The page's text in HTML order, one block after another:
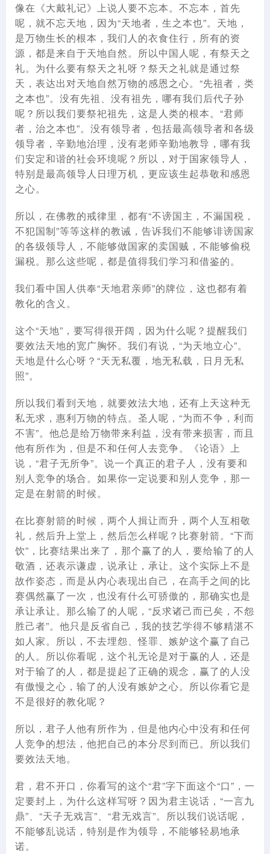
像在《大戴礼记》上说人要不忘本。不忘本，首先
呢，就不忘天地，因为“天地者，生之本也”。天地，
是万物生长的根本，我们人的衣食住行，所有的资
源，都是来自于天地自然。所以中国人呢，有祭天之
礼。为什么要有祭天之礼呀？祭天之礼就是通过祭
天，表达出对天地自然万物的感恩之心。“先祖者，类
之本也”。没有先祖、没有祖先，哪有我们后代子孙
呢？所以我们要祭祀祖先，这是人类的根本。“君师
者，治之本也”。没有领导者，包括最高领导者和各级
领导者，辛勤地治理，没有老师辛勤地教导，哪有我
们安定和谐的社会环境呢？所以，对于国家领导人，
特别是最高领导人日理万机，更应该生起恭敬和感恩
之心。
所以，在佛教的戒律里，都有“不谤国主，不漏国税，
不犯国制”等等这样的教诫，告诉我们不能够诽谤国家
的各级领导人，不能够做国家的卖国贼，不能够偷税
漏税。那么这些呢，都是值得我们学习和借鉴的。
我们看中国人供奉“天地君亲师”的牌位，这也都有着
教化的含义。
这个“天地”，要写得很开阔，因为什么呢？提醒我们
要效法天地的宽广胸怀。我们有说，“为天地立心”。
天地是什么心呀？“天无私覆，地无私载，日月无私
照”。
所以我们看到天地，就要效法大地，还有上天这种无
私无求，惠利万物的特点。圣人呢，“为而不争，利而
不害”。他总是给万物带来利益，没有带来损害，而且
他有所作为，但是不和任何人去竞争。《论语》上
说，“君子无所争”。说一个真正的君子人，没有要和
别人竞争的场合。如果你一定说要和别人竞争，那一
定是在射箭的时候。
在比赛射箭的时候，两个人揖让而升，两个人互相敬
礼，然后升上堂上，然后怎么样呢？比赛射箭。“下而
饮”，比赛结果出来了，那个赢了的人，要给输了的人
敬酒，还表示谦虚，说承让，承让。这个实际上不是
故作姿态，而是从内心表现出自己，在高手之间的比
赛偶然赢了一次，也没有什么可骄傲的，那确实也是
承让承让。那么输了的人呢，“反求诸己而已矣，不怨
胜己者”。他只是反省自己，我的技艺学得不够精湛不
如人家。所以，不去埋怨、怪罪、嫉妒这个赢了自己
的人。所以你看呢，这个礼无论是对于赢的人，还是
对于输了的人，都是提起了正确的观念，赢了的人没
有傲慢之心，输了的人没有嫉妒之心。所以你看它是
不是很好的教化呢？
所以，君子人他有所作为，但是他内心中没有和任何
人竞争的想法，他把自己的本分尽到而已。所以我们
要效法天地。
君，君不开口，你看写的这个“君”字下面这个“口”，一
定要封上，为什么这样写呀？因为君主说话，“一言九
鼎”、“天子无戏言”、“君无戏言”。所以我们说话呢，
不能够乱说话，特别是作为领导，不能够轻易地承
诺。